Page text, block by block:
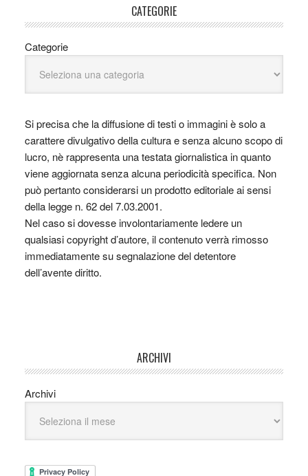
CATEGORIE
Categorie
Si precisa che la diffusione di testi o immagini è solo a
carattere divulgativo della cultura e senza alcuno scopo di
lucro, nè rappresenta una testata giornalistica in quanto
viene aggiornata senza alcuna periodicità specifica. Non
può pertanto considerarsi un prodotto editoriale ai sensi
della legge n. 62 del 7.03.2001.
Nel caso si dovesse involontariamente ledere un
qualsiasi copyright d’autore, il contenuto verrà rimosso
immediatamente su segnalazione del detentore
dell’avente diritto.
ARCHIVI
Archivi